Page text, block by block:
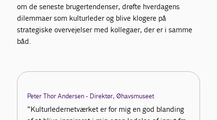
om de seneste brugertendenser, drøfte hverdagens
dilemmaer som kulturleder og blive klogere på
strategiske overvejelser med kollegaer, der er i samme
båd.
Peter Thor Andersen - Direktør, Øhavsmuseet
”Kulturledernetværket er for mig en god blanding